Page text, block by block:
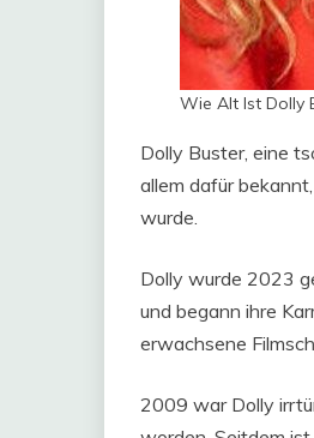
Wie Alt Ist Dolly
Dolly Buster, eine
allem dafür
wurde.
Dolly wurde 2023
und begann ihre
erwachsene
2009 war Dolly